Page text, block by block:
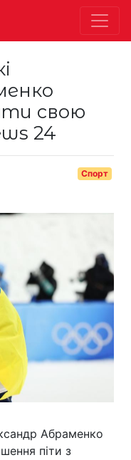
свою
24
Спорт
Абраменко
піти з